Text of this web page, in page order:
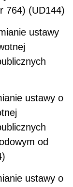
764) (UD144)
ustawy
ustawy o
od
ustawy o